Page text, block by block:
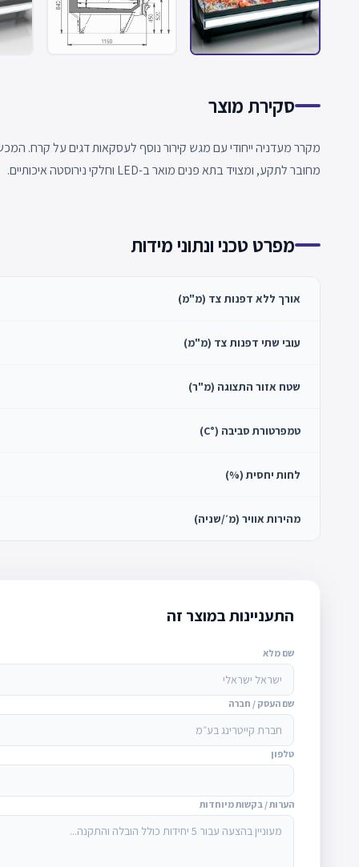
סקירת מוצר
מקרר מעדניה ייחודי עם מגש קירור נוסף לעסקאות דגים על קרח.
מחובר לתקע, ומצויד בתא פנים מואר ב-LED וחלקי נירוסטה איכותיים.
מפרט טכני ונתוני מידות
אורך ללא דפנות צד (מ"מ)
עובי שתי דפנות צד (מ"מ)
שטח אזור התצוגה (מ"ר)
טמפרטורת סביבה (°C)
לחות יחסית (%)
מהירות אוויר (מ׳/שניה)
התעניינות במוצר זה
שם מלא
שם העסק / חברה
טלפון
הערות / בקשות מיוחדות